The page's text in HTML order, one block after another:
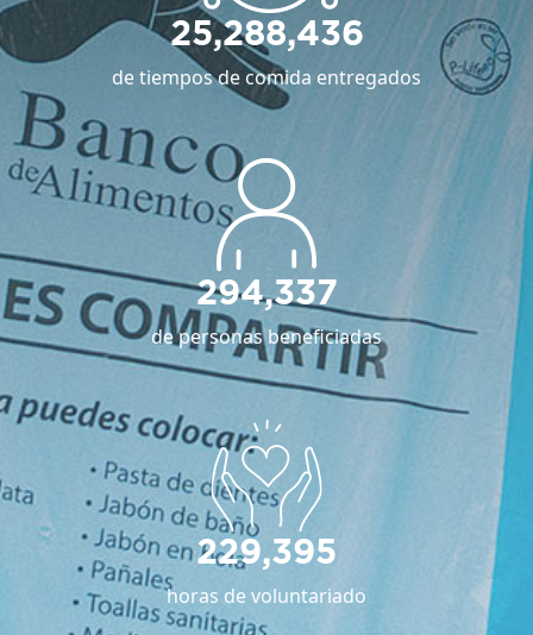
25,288,436
de tiempos de comida entregados
294,337
de personas beneficiadas
229,395
horas de voluntariado